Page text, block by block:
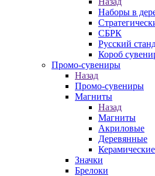
Наборы в
СБРК
Русский
Короб
Промо-сувениры
Назад
Промо-сувениры
Магниты
Назад
Магниты
Акриловые
Деревянные
Керамические
Значки
Брелоки